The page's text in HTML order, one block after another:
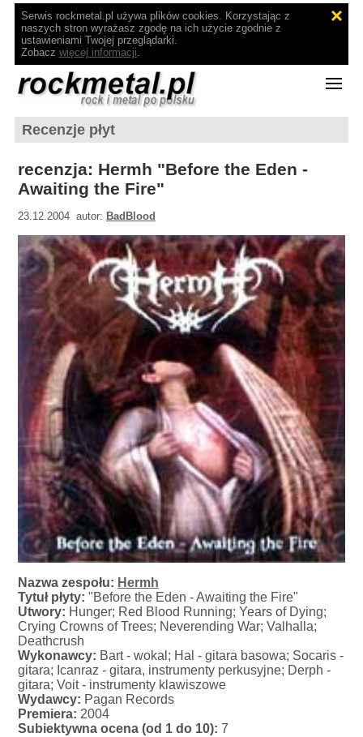
Serwis rockmetal.pl używa plików cookies. Korzystając z
naszych stron wyrażasz zgodę na ich użycie zgodnie z
ustawieniami Twojej przeglądarki.
Zobacz więcej informacji.
Recenzje płyt
recenzja: Hermh "Before the Eden -
Awaiting the Fire"
23.12.2004 autor: BadBlood
Nazwa zespołu: Hermh
Tytuł płyty: "Before the Eden - Awaiting the Fire"
Utwory: Hunger; Red Blood Running; Years of Dying;
Crying Crowns of Trees; Neverending War; Valhalla;
Deathcrush
Wykonawcy: Bart - wokal; Hal - gitara basowa; Socaris -
gitara; Icanraz - gitara, instrumenty perkusyjne; Derph -
gitara; Voit - instrumenty klawiszowe
Wydawcy: Pagan Records
Premiera: 2004
Subiektywna ocena (od 1 do 10): 7